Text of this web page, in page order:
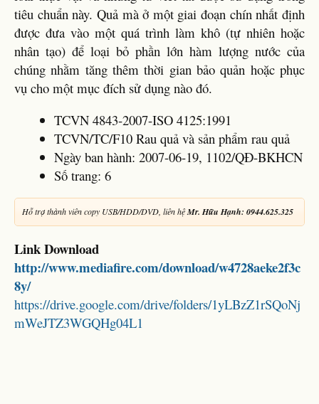
tiêu chuẩn này. Quả mà ở một giai đoạn chín nhất định
được đưa vào một quá trình làm khô (tự nhiên hoặc
nhân tạo) để loại bỏ phần lớn hàm lượng nước của
chúng nhằm tăng thêm thời gian bảo quản hoặc phục
vụ cho một mục đích sử dụng nào đó.
TCVN 4843-2007-ISO 4125:1991
TCVN/TC/F10 Rau quả và sản phẩm rau quả
Ngày ban hành: 2007-06-19, 1102/QĐ-BKHCN
Số trang: 6
Hỗ trợ thành viên copy USB/HDD/DVD, liên hệMr. Hữu Hạnh: 0944.625.325
Link Download
http://www.mediafire.com/download/w4728aeke2f3c
8y/
https://drive.google.com/drive/folders/1yLBzZ1rSQoNj
mWeJTZ3WGQHg04L1